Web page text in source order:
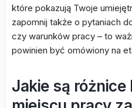
które pokazują Twoje
zapomnij także o pytaniach
czy warunków pracy – to
powinien być omówiony na
Jakie są